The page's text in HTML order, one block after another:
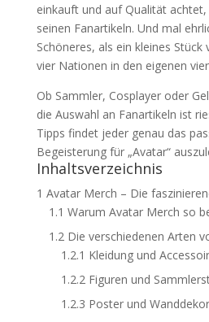
einkauft und auf Qualität
seinen Fanartikeln. Und mal
Schöneres, als ein kleines
vier Nationen in den eigenen
Ob Sammler, Cosplayer oder
die Auswahl an Fanartikeln ist
Tipps findet jeder genau das
Begeisterung für „Avatar“
Inhaltsverzeichnis
1 Avatar Merch – Die
1.1 Warum Avatar Merch so
1.2Die verschiedenen Arten
1.2.1 Kleidung und
1.2.2Figuren und
1.2.3 Poster und